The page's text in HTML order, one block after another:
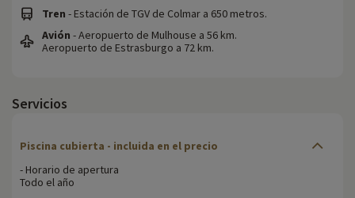
Tren - Estación de TGV de Colmar a 650 metros.
Avión - Aeropuerto de Mulhouse a 56 km.
Aeropuerto de Estrasburgo a 72 km.
Servicios
Piscina cubierta - incluida en el precio
- Horario de apertura
Todo el año